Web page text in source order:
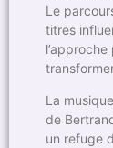
Le
titres
La
de
un refuge